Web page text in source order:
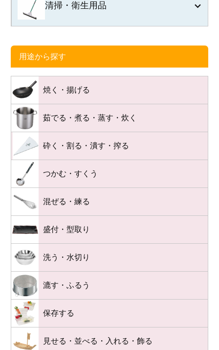
清掃・衛生用品
用途から探す
焼く・揚げる
茹でる・煮る・蒸す・炊く
砕く・割る・潰す・搾る
つかむ・すくう
混ぜる・練る
盛付・型取り
洗う・水切り
漉す・ふるう
保存する
見せる・並べる・入れる・飾る